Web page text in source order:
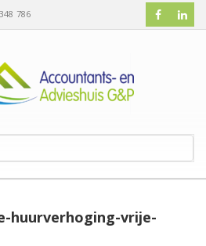
786
o
g
l
huurverhoging-vrije-